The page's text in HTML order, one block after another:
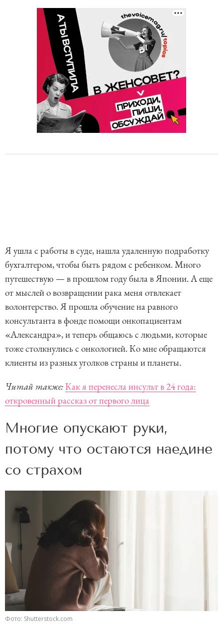
Я ушла с работы в суде, нашла удаленную подработку
бухгалтером, чтобы быть рядом с ребенком. Много
путешествую — в прошлом году была в Японии. А еще
от мыслей о возвращении рака меня отвлекает
волонтерство. Я прошла обучение на равного
консультанта в фонде помощи онкопациентам
«Александра», и теперь общаюсь с людьми, которые
тоже столкнулись с онкологией. Ко мне обращаются
клиенты из разных уголков страны и планеты.
Читай также:Как я перенесла инсульт в 24 года:
откровенный рассказ от первого лица
Многие опускают руки,
потому что остаются наедине
со страхом
Фото: Shutterstock.com